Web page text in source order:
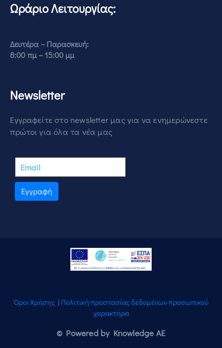
Ωράριο Λειτουργίας:
Δευτέρα – Παρασκευή:
8:00 πμ – 15:00 μμ
Newsletter
Εγγραφείτε στο newsletter μας για να ενημερώνεστε
πρώτοι για όλα τα νέα μας
Εγγραφή
Όροι Χρήσης | Πολιτική προστασίας δεδομένων προσωπικού
χαρακτήρα
© Powered by Knowledge AE